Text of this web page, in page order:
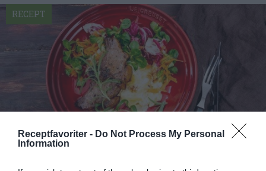
Receptfavoriter - Do Not Process My Personal
Information
RECEPT